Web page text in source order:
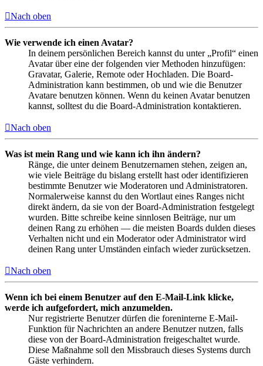
Nach oben
Wie verwende ich einen Avatar?
In deinem persönlichen Bereich kannst du unter „Profil“ einen
Avatar über eine der folgenden vier Methoden hinzufügen:
Gravatar, Galerie, Remote oder Hochladen. Die Board-
Administration kann bestimmen, ob und wie die Benutzer
Avatare benutzen können. Wenn du keinen Avatar benutzen
kannst, solltest du die Board-Administration kontaktieren.
Nach oben
Was ist mein Rang und wie kann ich ihn ändern?
Ränge, die unter deinem Benutzernamen stehen, zeigen an,
wie viele Beiträge du bislang erstellt hast oder identifizieren
bestimmte Benutzer wie Moderatoren und Administratoren.
Normalerweise kannst du den Wortlaut eines Ranges nicht
direkt ändern, da sie von der Board-Administration festgelegt
wurden. Bitte schreibe keine sinnlosen Beiträge, nur um
deinen Rang zu erhöhen — die meisten Boards dulden dieses
Verhalten nicht und ein Moderator oder Administrator wird
deinen Rang unter Umständen einfach wieder zurücksetzen.
Nach oben
Wenn ich bei einem Benutzer auf den E-Mail-Link klicke,
werde ich aufgefordert, mich anzumelden.
Nur registrierte Benutzer dürfen die foreninterne E-Mail-
Funktion für Nachrichten an andere Benutzer nutzen, falls
diese von der Board-Administration freigeschaltet wurde.
Diese Maßnahme soll den Missbrauch dieses Systems durch
Gäste verhindern.